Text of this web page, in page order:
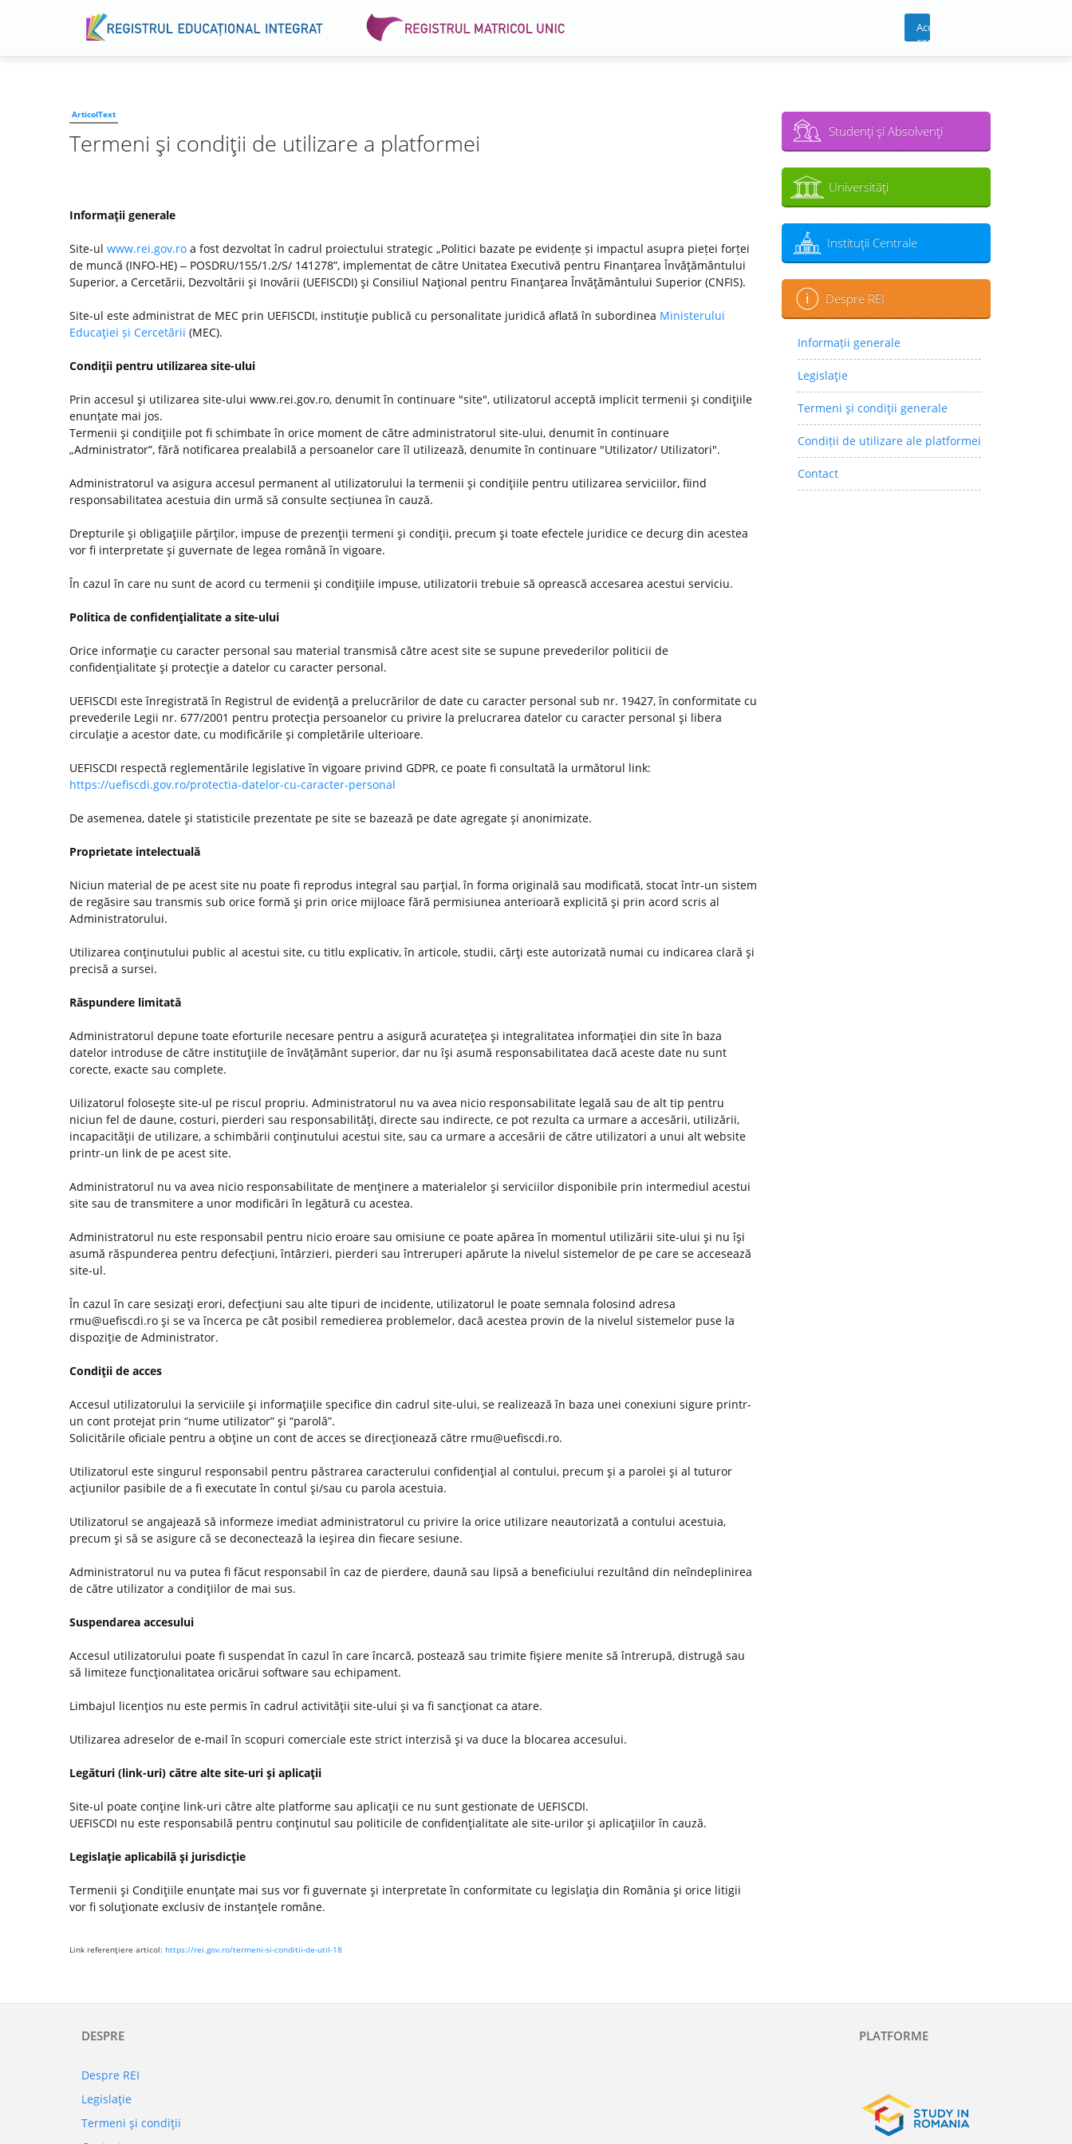
Acces
cont
ArticolText
Termeni şi condiţii de utilizare a platformei
Informaţii generale
Site-ul www.rei.gov.ro a fost dezvoltat în cadrul proiectului strategic „Politici bazate pe evidențe și impactul asupra pieței forței
de muncă (INFO-HE) ‒ POSDRU/155/1.2/S/ 141278”, implementat de către Unitatea Executivă pentru Finanţarea Învăţământului
Superior, a Cercetării, Dezvoltării şi Inovării (UEFISCDI) şi Consiliul Naţional pentru Finanţarea Învăţământului Superior (CNFIS).
Site-ul este administrat de MEC prin UEFISCDI, instituţie publică cu personalitate juridică aflată în subordinea Ministerului
Educaţiei și Cercetării (MEC).
Condiţii pentru utilizarea site-ului
Prin accesul şi utilizarea site-ului www.rei.gov.ro, denumit în continuare "site", utilizatorul acceptă implicit termenii şi condiţiile
enunţate mai jos.
Termenii şi condiţiile pot fi schimbate în orice moment de către administratorul site-ului, denumit în continuare
„Administrator”, fără notificarea prealabilă a persoanelor care îl utilizează, denumite în continuare "Utilizator/ Utilizatori".
Administratorul va asigura accesul permanent al utilizatorului la termenii şi condiţiile pentru utilizarea serviciilor, fiind
responsabilitatea acestuia din urmă să consulte secțiunea în cauză.
Drepturile şi obligaţiile părţilor, impuse de prezenţii termeni şi condiţii, precum şi toate efectele juridice ce decurg din acestea
vor fi interpretate şi guvernate de legea română în vigoare.
În cazul în care nu sunt de acord cu termenii şi condiţiile impuse, utilizatorii trebuie să oprească accesarea acestui serviciu.
Politica de confidenţialitate a site-ului
Orice informaţie cu caracter personal sau material transmisă către acest site se supune prevederilor politicii de
confidenţialitate şi protecţie a datelor cu caracter personal.
UEFISCDI este înregistrată în Registrul de evidenţă a prelucrărilor de date cu caracter personal sub nr. 19427, în conformitate cu
prevederile Legii nr. 677/2001 pentru protecţia persoanelor cu privire la prelucrarea datelor cu caracter personal şi libera
circulaţie a acestor date, cu modificările şi completările ulterioare.
UEFISCDI respectă reglementările legislative în vigoare privind GDPR, ce poate fi consultată la următorul link:
https://uefiscdi.gov.ro/protectia-datelor-cu-caracter-personal
De asemenea, datele şi statisticile prezentate pe site se bazează pe date agregate şi anonimizate.
Proprietate intelectuală
Niciun material de pe acest site nu poate fi reprodus integral sau parţial, în forma originală sau modificată, stocat într-un sistem
de regăsire sau transmis sub orice formă şi prin orice mijloace fără permisiunea anterioară explicită şi prin acord scris al
Administratorului.
Utilizarea conţinutului public al acestui site, cu titlu explicativ, în articole, studii, cărţi este autorizată numai cu indicarea clară şi
precisă a sursei.
Răspundere limitată
Administratorul depune toate eforturile necesare pentru a asigură acurateţea şi integralitatea informaţiei din site în baza
datelor introduse de către instituţiile de învăţământ superior, dar nu îşi asumă responsabilitatea dacă aceste date nu sunt
corecte, exacte sau complete.
Uilizatorul foloseşte site-ul pe riscul propriu. Administratorul nu va avea nicio responsabilitate legală sau de alt tip pentru
niciun fel de daune, costuri, pierderi sau responsabilităţi, directe sau indirecte, ce pot rezulta ca urmare a accesării, utilizării,
incapacităţii de utilizare, a schimbării conţinutului acestui site, sau ca urmare a accesării de către utilizatori a unui alt website
printr-un link de pe acest site.
Administratorul nu va avea nicio responsabilitate de menţinere a materialelor şi serviciilor disponibile prin intermediul acestui
site sau de transmitere a unor modificări în legătură cu acestea.
Administratorul nu este responsabil pentru nicio eroare sau omisiune ce poate apărea în momentul utilizării site-ului şi nu îşi
asumă răspunderea pentru defecţiuni, întârzieri, pierderi sau întreruperi apărute la nivelul sistemelor de pe care se accesează
site-ul.
În cazul în care sesizaţi erori, defecţiuni sau alte tipuri de incidente, utilizatorul le poate semnala folosind adresa
rmu@uefiscdi.ro şi se va încerca pe cât posibil remedierea problemelor, dacă acestea provin de la nivelul sistemelor puse la
dispoziţie de Administrator.
Condiţii de acces
Accesul utilizatorului la serviciile şi informaţiile specifice din cadrul site-ului, se realizează în baza unei conexiuni sigure printr-
un cont protejat prin “nume utilizator” şi “parolă”.
Solicitările oficiale pentru a obţine un cont de acces se direcţionează către rmu@uefiscdi.ro.
Utilizatorul este singurul responsabil pentru păstrarea caracterului confidenţial al contului, precum şi a parolei şi al tuturor
acţiunilor pasibile de a fi executate în contul şi/sau cu parola acestuia.
Utilizatorul se angajează să informeze imediat administratorul cu privire la orice utilizare neautorizată a contului acestuia,
precum şi să se asigure că se deconectează la ieşirea din fiecare sesiune.
Administratorul nu va putea fi făcut responsabil în caz de pierdere, daună sau lipsă a beneficiului rezultând din neîndeplinirea
de către utilizator a condiţiilor de mai sus.
Suspendarea accesului
Accesul utilizatorului poate fi suspendat în cazul în care încarcă, postează sau trimite fişiere menite să întrerupă, distrugă sau
să limiteze funcţionalitatea oricărui software sau echipament.
Limbajul licenţios nu este permis în cadrul activităţii site-ului şi va fi sancţionat ca atare.
Utilizarea adreselor de e-mail în scopuri comerciale este strict interzisă şi va duce la blocarea accesului.
Legături (link-uri) către alte site-uri şi aplicaţii
Site-ul poate conţine link-uri către alte platforme sau aplicaţii ce nu sunt gestionate de UEFISCDI.
UEFISCDI nu este responsabilă pentru conţinutul sau politicile de confidenţialitate ale site-urilor şi aplicaţiilor în cauză.
Legislaţie aplicabilă şi jurisdicţie
Termenii şi Condiţiile enunţate mai sus vor fi guvernate şi interpretate în conformitate cu legislaţia din România şi orice litigii
vor fi soluţionate exclusiv de instanţele române.
Link referenţiere articol: https://rei.gov.ro/termeni-si-conditii-de-util-18
Studenţi şi Absolvenţi
Universităţi
Instituţii Centrale
Despre REI
Informații generale
Legislaţie
Termeni şi condiţii generale
Condiții de utilizare ale platformei
Contact
DESPRE
Despre REI
Legislaţie
Termeni şi condiţii
PLATFORME